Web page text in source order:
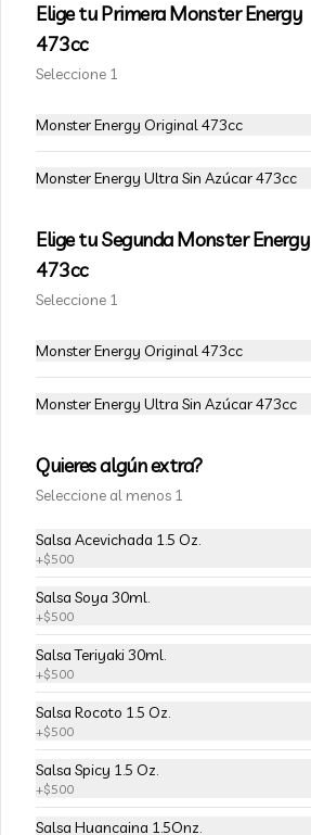
VEGETARIANOS
111-Veggie Rolls
Pimentón, queso crema y almendras
tostadas, frito en panko.
$5.490 $6.490
Champiñon furay, queso crema y
Queso crema, champiñon furay y
cebollín frito en tempura.
$5.490$6.490
115-Vivian Rolls
Palta, champiñon furay, cebollín,
salsa teriyaki, cubierto de mix de papas
nativas
Elige tu Primera Monster Energy
473cc
Seleccione 1
Monster Energy Original 473cc
Monster Energy Ultra Sin Azúcar 473cc
Elige tu Segunda Monster Energy
473cc
Seleccione 1
Monster Energy Original 473cc
Monster Energy Ultra Sin Azúcar 473cc
Quieres algún extra?
Seleccione al menos 1
Salsa Acevichada 1.5 Oz.
+$500
Salsa Soya 30ml.
+$500
Salsa Teriyaki 30ml.
+$500
Salsa Rocoto 1.5 Oz.
+$500
Salsa Spicy 1.5 Oz.
+$500
Salsa Huancaina 1.5Onz.